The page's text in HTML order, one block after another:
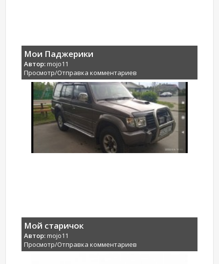
Мои Паджерики
Автор:mojo11
Просмотр/Отправка комментариев
Мой старичок
Автор:mojo11
Просмотр/Отправка комментариев